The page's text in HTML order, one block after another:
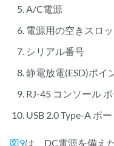
A/C電源
電源用の空きスロッ
シリアル番号
静電放電(ESD)ポイ
RJ-45 コンソール
USB 2.0 Type-A ポー
図9は、DC電源を備え